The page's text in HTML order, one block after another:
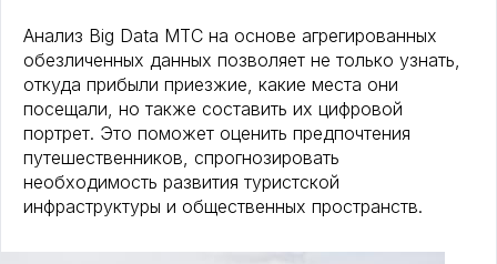
Анализ Big Data МТС на основе агрегированных
обезличенных данных позволяет не только узнать,
откуда прибыли приезжие, какие места они
посещали, но также составить их цифровой
портрет. Это поможет оценить предпочтения
путешественников, спрогнозировать
необходимость развития туристской
инфраструктуры и общественных пространств.